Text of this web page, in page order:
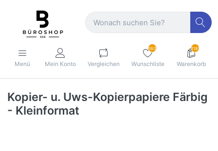
Menü Mein Konto Vergleichen
160
Wunschliste
1189
Warenkorb
Kopier- u. Uws-Kopierpapiere Färbig
- Kleinformat